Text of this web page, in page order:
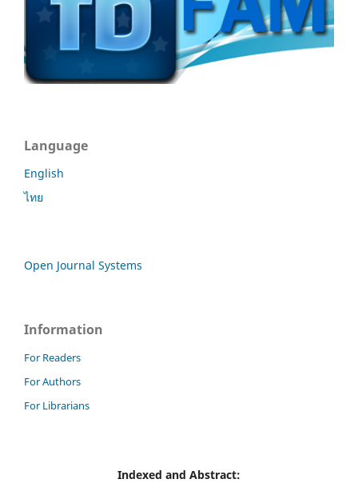
Language
English
ไทย
Open Journal Systems
Information
For Readers
For Authors
For Librarians
Indexed and Abstract: